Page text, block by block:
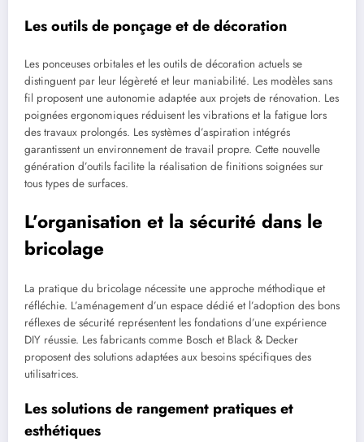
Les outils de ponçage et de décoration
Les ponceuses orbitales et les outils de décoration actuels se
distinguent par leur légèreté et leur maniabilité. Les modèles sans
fil proposent une autonomie adaptée aux projets de rénovation. Les
poignées ergonomiques réduisent les vibrations et la fatigue lors
des travaux prolongés. Les systèmes d’aspiration intégrés
garantissent un environnement de travail propre. Cette nouvelle
génération d’outils facilite la réalisation de finitions soignées sur
tous types de surfaces.
L’organisation et la sécurité dans le
bricolage
La pratique du bricolage nécessite une approche méthodique et
réfléchie. L’aménagement d’un espace dédié et l’adoption des bons
réflexes de sécurité représentent les fondations d’une expérience
DIY réussie. Les fabricants comme Bosch et Black & Decker
proposent des solutions adaptées aux besoins spécifiques des
utilisatrices.
Les solutions de rangement pratiques et
esthétiques